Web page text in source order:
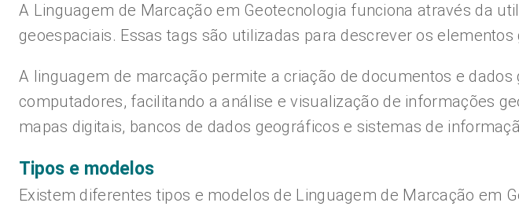
A Linguagem de Marcação em Geotecnologia funciona através da
geoespaciais. Essas tags são utilizadas para descrever os
A linguagem de marcação permite a criação de documentos e
computadores, facilitando a análise e visualização de informações
mapas digitais, bancos de dados geográficos e sistemas de
Tipos e modelos
Existem diferentes tipos e modelos de Linguagem de Marcação em